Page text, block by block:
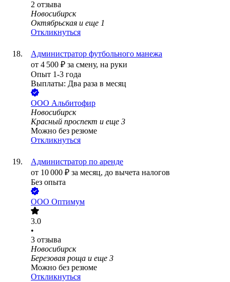
2 отзыва
Новосибирск
Октябрьская и еще 1
Откликнуться
Администратор футбольного манежа
от 4 500 ₽ за смену, на руки
Опыт 1-3 года
Выплаты: Два раза в месяц
ООО Альбитофир
Новосибирск
Красный проспект и еще 3
Можно без резюме
Откликнуться
Администратор по аренде
от 10 000 ₽ за месяц, до вычета налогов
Без опыта
ООО Оптимум
3.0
•
3 отзыва
Новосибирск
Березовая роща и еще 3
Можно без резюме
Откликнуться